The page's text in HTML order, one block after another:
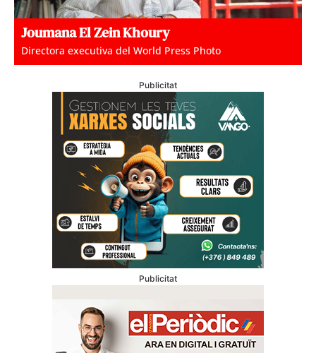
Joumana El Zein Khoury
Directora executiva del World Press Photo
Publicitat
Publicitat